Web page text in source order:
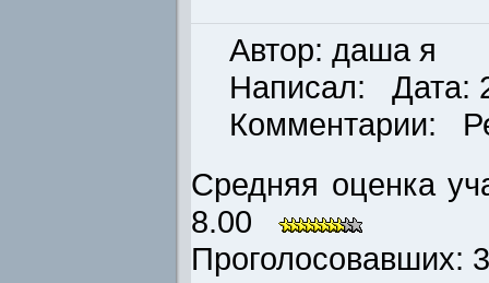
Автор: даша я
Написал: Дата:
Комментарии:
Средняя оценка
8.00
Проголосовавших: